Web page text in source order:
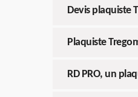
Devis plaquiste
Plaquiste
RD PRO, un